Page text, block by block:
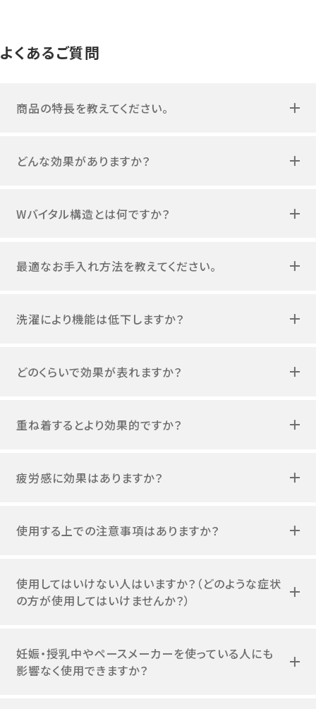
よくあるご質問
商品の特長を教えてください。
どんな効果がありますか？
Wバイタル構造とは何ですか？
最適なお手入れ方法を教えてください。
洗濯により機能は低下しますか？
どのくらいで効果が表れますか？
重ね着するとより効果的ですか？
疲労感に効果はありますか？
使用する上での注意事項はありますか？
使用してはいけない人はいますか？（どのような症状
の方が使用してはいけませんか？）
妊娠・授乳中やペースメーカーを使っている人にも
影響なく使用できますか？